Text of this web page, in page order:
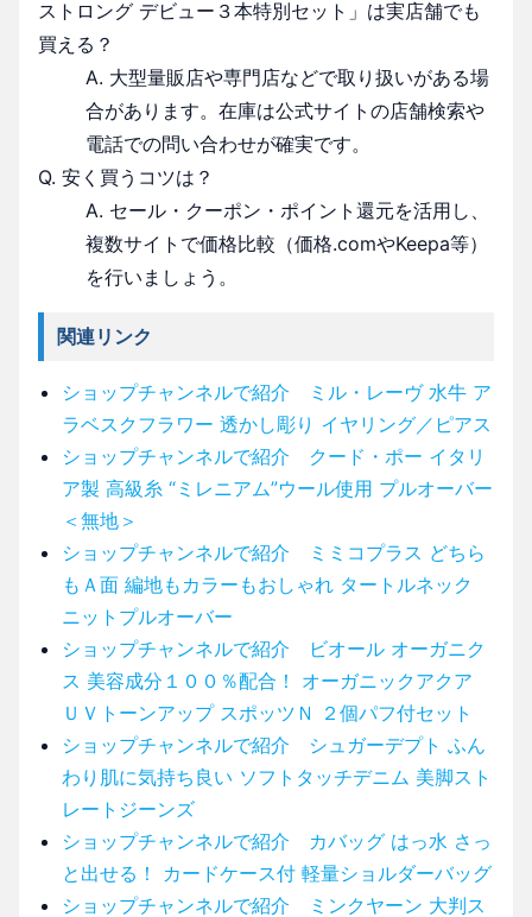
ストロング デビュー３本特別セット」は実店舗でも
買える？
A. 大型量販店や専門店などで取り扱いがある場
合があります。在庫は公式サイトの店舗検索や
電話での問い合わせが確実です。
Q. 安く買うコツは？
A. セール・クーポン・ポイント還元を活用し、
複数サイトで価格比較（価格.comやKeepa等）
を行いましょう。
関連リンク
ショップチャンネルで紹介 ミル・レーヴ 水牛 ア
ラベスクフラワー 透かし彫り イヤリング／ピアス
ショップチャンネルで紹介 クード・ポー イタリ
ア製 高級糸 “ミレニアム”ウール使用 プルオーバー
＜無地＞
ショップチャンネルで紹介 ミミコプラス どちら
もＡ面 編地もカラーもおしゃれ タートルネック
ニットプルオーバー
ショップチャンネルで紹介 ビオール オーガニク
ス 美容成分１００％配合！ オーガニックアクア
ＵＶトーンアップ スポッツＮ ２個パフ付セット
ショップチャンネルで紹介 シュガーデプト ふん
わり肌に気持ち良い ソフトタッチデニム 美脚スト
レートジーンズ
ショップチャンネルで紹介 カバッグ はっ水 さっ
と出せる！ カードケース付 軽量ショルダーバッグ
ショップチャンネルで紹介 ミンクヤーン 大判ス